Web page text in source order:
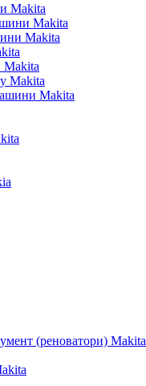
Makita
Makita
Makita
Makita
Makita
Makita
(реноватори) Makita